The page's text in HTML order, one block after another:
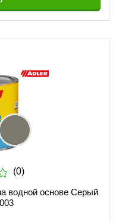
(0)
водной основе Серый